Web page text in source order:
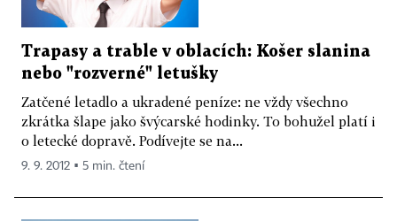
Trapasy a trable v oblacích: Košer slanina
nebo "rozverné" letušky
Zatčené letadlo a ukradené peníze: ne vždy všechno
zkrátka šlape jako švýcarské hodinky. To bohužel platí i
o letecké dopravě. Podívejte se na...
9. 9. 2012 ▪ 5 min. čtení